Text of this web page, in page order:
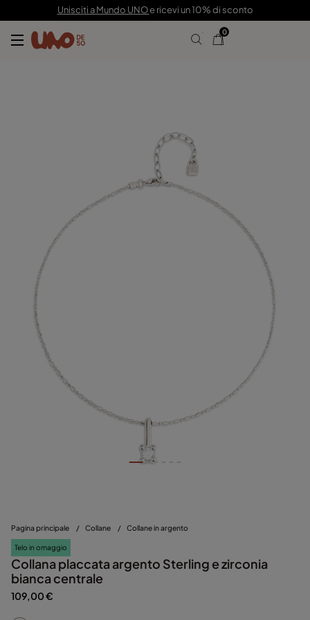
Unisciti a Mundo UNOe ricevi un 10% di sconto
0
Pagina principale / Collane / Collane in argento
Telo in omaggio
Collana placcata argento Sterling e zirconia
bianca centrale
109,00 €